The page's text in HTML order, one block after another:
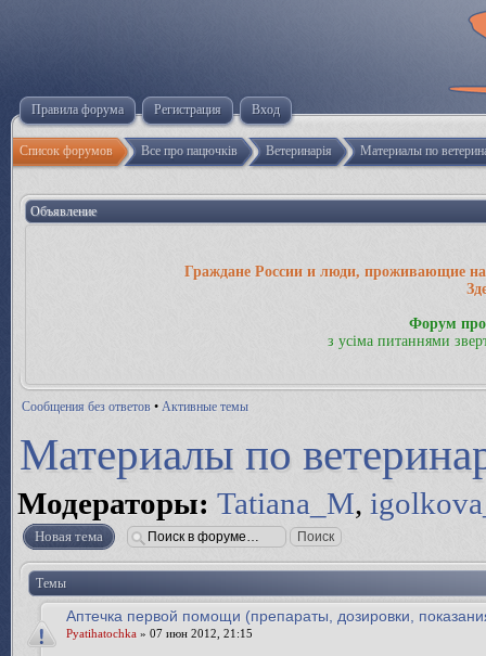
Правила форума Регистрация Вход
Список форумов Все про пацючків Ветеринарія Материалы по
Объявление
Граждане России и люди, проживающие на
Форум
з усіма питаннями
Сообщения без ответов • Активные темы
Материалы по
Модераторы: Tatiana_M,
Новая тема
Темы
Аптечка первой помощи (препараты, дозировки,
Pyatihatochka » 07 июн 2012, 21:15